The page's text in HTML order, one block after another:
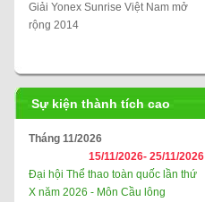
Giải Yonex Sunrise Việt Nam mở
rộng 2014
Sự kiện thành tích cao
Tháng 11/2026
15/11/2026- 25/11/2026
Đại hội Thể thao toàn quốc lần thứ
X năm 2026 - Môn Cầu lông